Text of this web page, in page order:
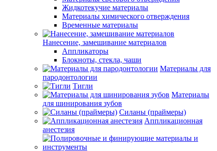
Жидкотекучие материалы
Материалы химического отверждения
Временные материалы
Нанесение, замешивание материалов
Аппликаторы
Блокноты, стекла, чаши
Материалы для
пародонтологии
Тигли
Материалы
для шинирования зубов
Силаны (праймеры)
Аппликационная
анестезия